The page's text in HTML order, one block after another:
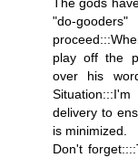
The gods
"do-
play off the
over his
delivery to
is minimized.
Don't